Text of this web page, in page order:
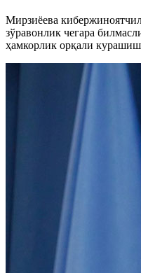
Мирзиёева
зўравонлик чегара
ҳамкорлик орқали